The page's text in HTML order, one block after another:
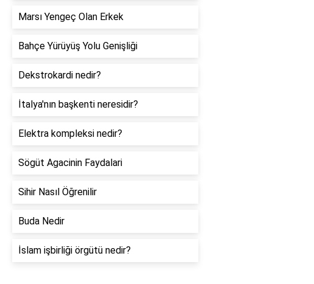
Marsı Yengeç Olan Erkek
Bahçe Yürüyüş Yolu Genişliği
Dekstrokardi nedir?
İtalya'nın başkenti neresidir?
Elektra kompleksi nedir?
Sögüt Agacinin Faydalari
Sihir Nasıl Öğrenilir
Buda Nedir
İslam işbirliği örgütü nedir?